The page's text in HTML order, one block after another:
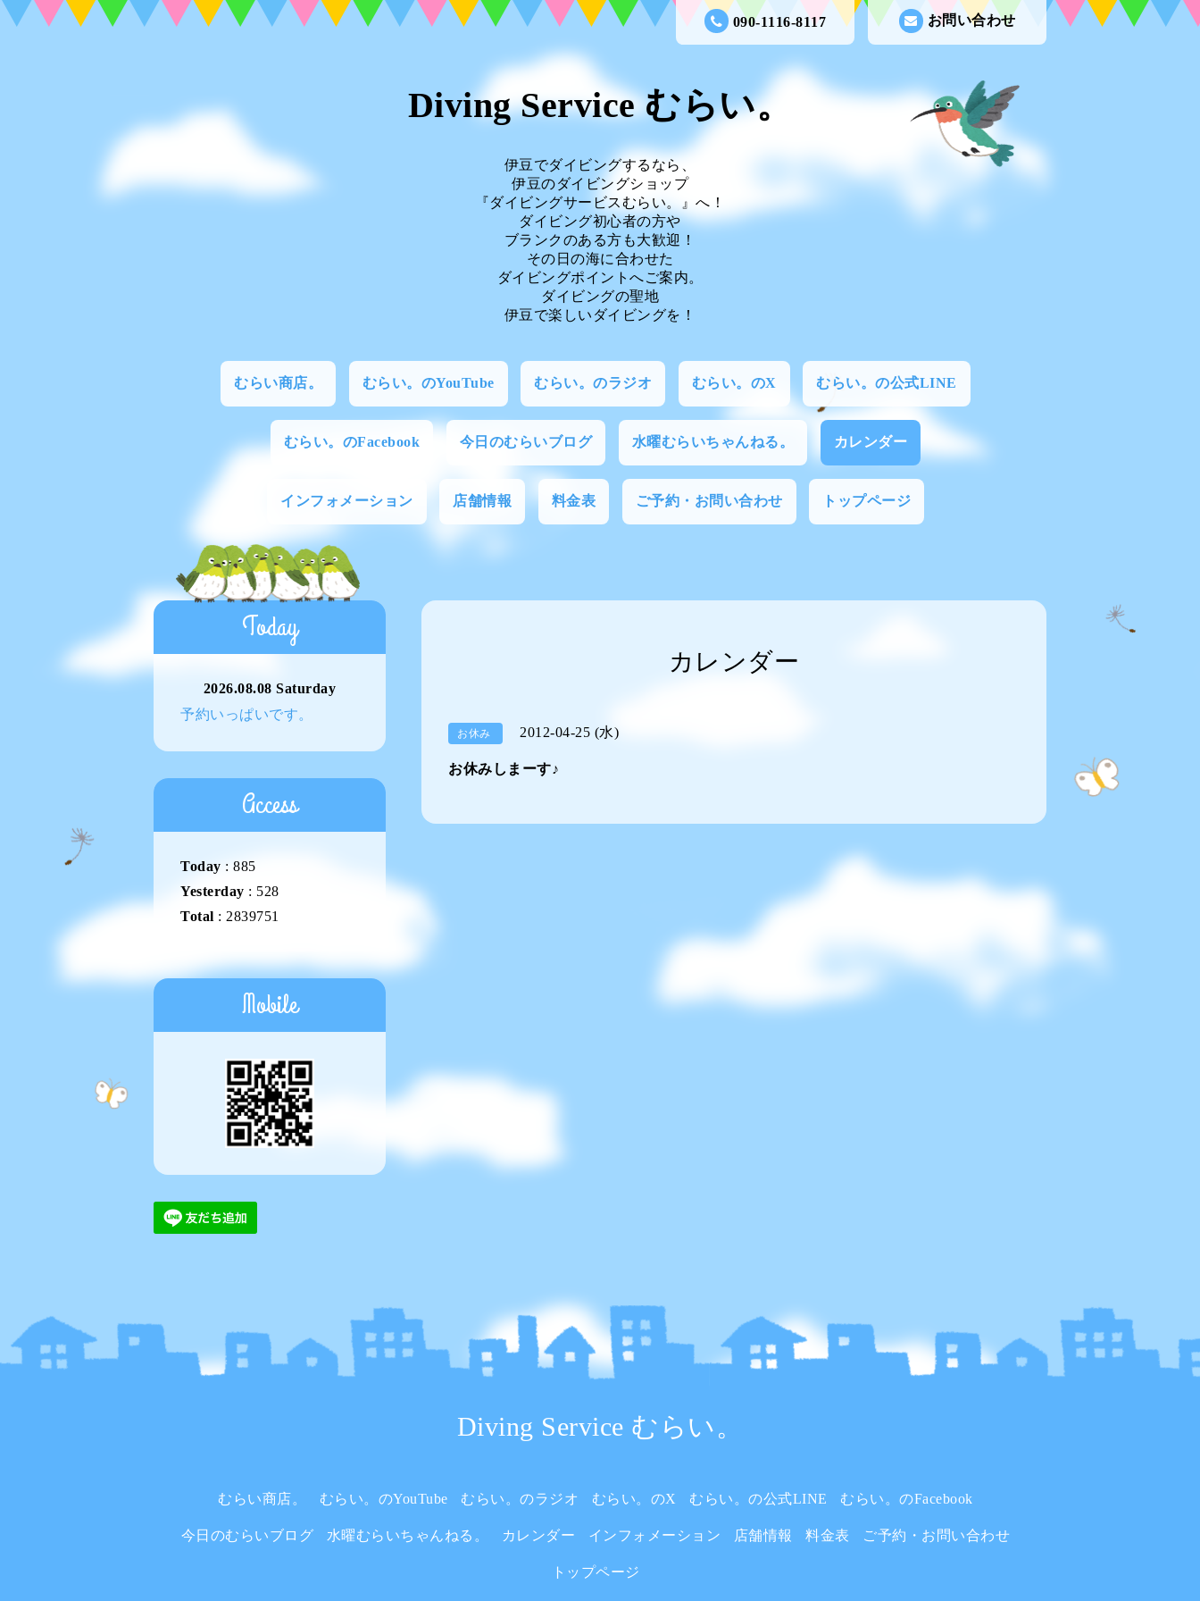
お問い合わせ
090-1116-8117
Diving Service むらい。
伊豆でダイビングするなら、
伊豆のダイビングショップ
『ダイビングサービスむらい。』へ！
ダイビング初心者の方や
ブランクのある方も大歓迎！
その日の海に合わせた
ダイビングポイントへご案内。
ダイビングの聖地
伊豆で楽しいダイビングを！
むらい商店。 むらい。のYouTube むらい。のラジオ むらい。のX むらい。の公式LINE
むらい。のFacebook 今日のむらいブログ 水曜むらいちゃんねる。 カレンダー
インフォメーション 店舗情報 料金表 ご予約・お問い合わせ トップページ
カレンダー
お休み 2012-04-25 (水)
お休みしまーす♪
Today
2026.08.08 Saturday
予約いっぱいです。
Access
Today : 885
Yesterday : 528
Total : 2839751
Mobile
Diving Service むらい。
むらい商店。 むらい。のYouTube むらい。のラジオ むらい。のX むらい。の公式LINE むらい。のFacebook
今日のむらいブログ 水曜むらいちゃんねる。 カレンダー インフォメーション 店舗情報 料金表 ご予約・お問い合わせ
トップページ